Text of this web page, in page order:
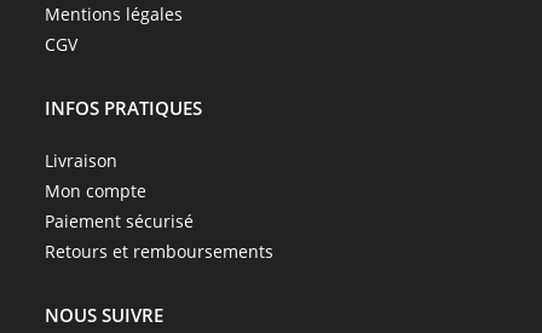
Mentions légales
CGV
INFOS PRATIQUES
Livraison
Mon compte
Paiement sécurisé
Retours et remboursements
NOUS SUIVRE